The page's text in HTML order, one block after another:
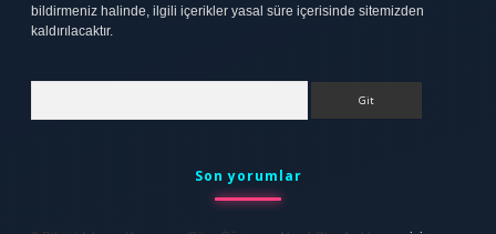
bildirmeniz halinde, ilgili içerikler yasal süre içerisinde sitemizden
kaldırılacaktır.
Son yorumlar